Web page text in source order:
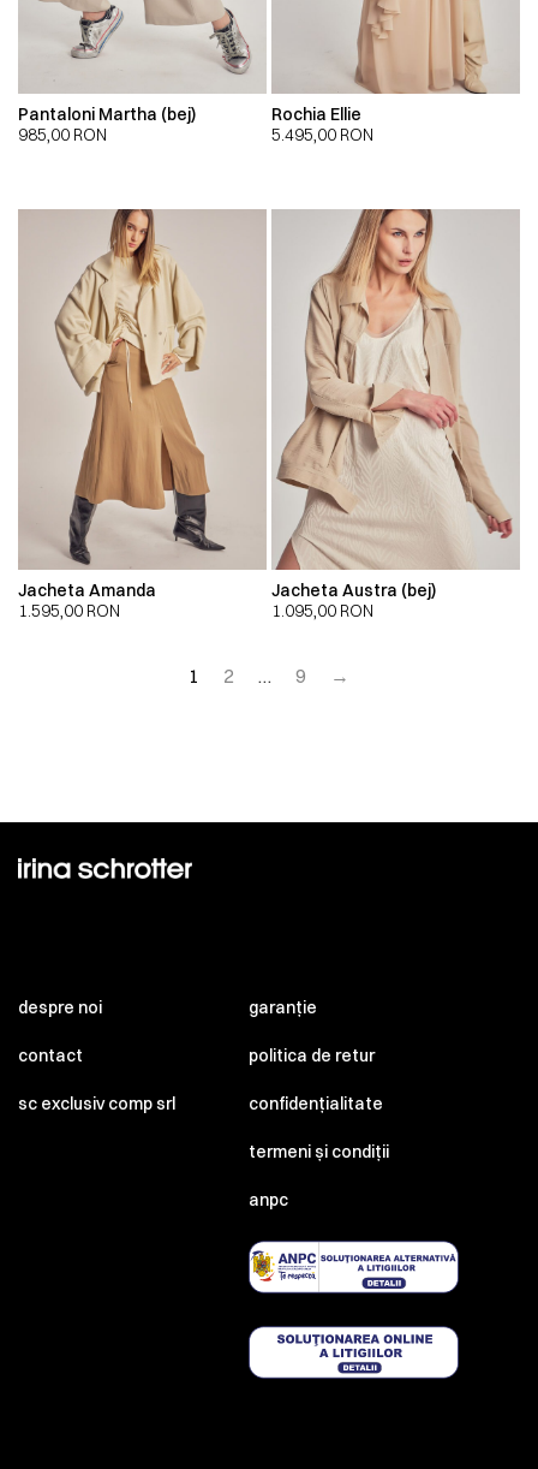
Pantaloni Martha (bej)
985,00 RON
Rochia Ellie
5.495,00 RON
Jacheta Amanda
1.595,00 RON
Jacheta Austra (bej)
1.095,00 RON
1 2 … 9 →
despre noi
contact
sc exclusiv comp srl
garanție
politica de retur
confidențialitate
termeni și condiții
anpc